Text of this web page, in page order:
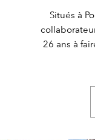
Situés à
26 ans à